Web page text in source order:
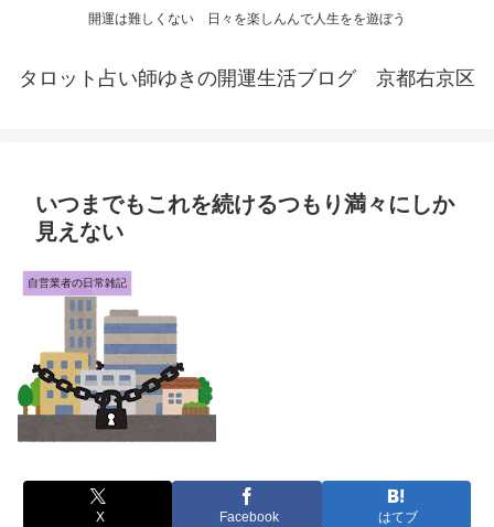
開運は難しくない 日々を楽しんんで人生をを遊ぼう
タロット占い師ゆきの開運生活ブログ 京都右京区
いつまでもこれを続けるつもり満々にしか
見えない
自営業者の日常雑記
X Facebook はてブ